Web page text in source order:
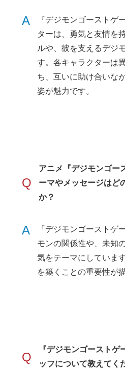
A
『デジモンゴーストゲ
ターは、勇気と友情を
ルや、彼を支えるデジ
す。各キャラクターは
ち、互いに助け合いな
姿が魅力です。
Q
アニメ『デジモンゴー
ーマやメッセージはど
か？
A
『デジモンゴーストゲ
モンの関係性や、未知
気をテーマにしていま
を築くことの重要性が
Q
『デジモンゴーストゲ
ッフについて教えてく